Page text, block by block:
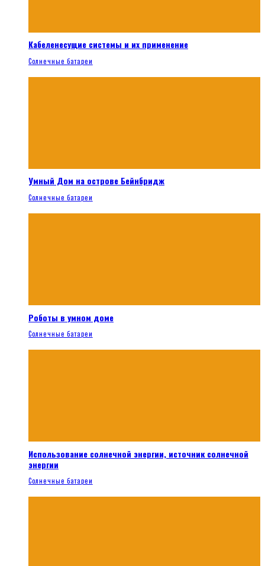
Кабеленесущие системы и их применение
Солнечные батареи
Умный Дом на острове Бейнбридж
Солнечные батареи
Роботы в умном доме
Солнечные батареи
Использование солнечной энергии, источник солнечной
энергии
Солнечные батареи